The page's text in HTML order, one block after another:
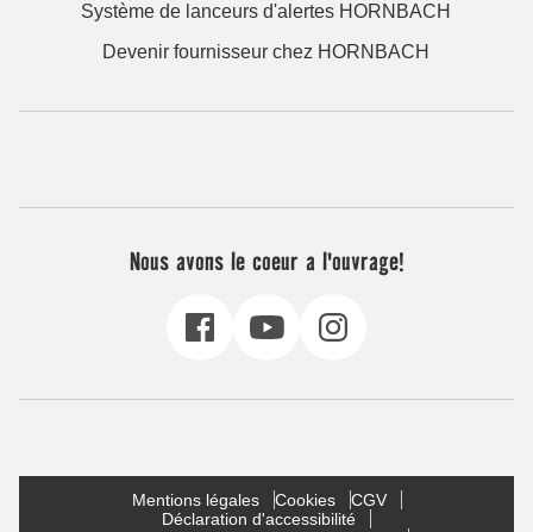
Système de lanceurs d'alertes HORNBACH
Devenir fournisseur chez HORNBACH
Nous avons le coeur a l'ouvrage!
Mentions légales Cookies
CGV
Déclaration d'accessibilité